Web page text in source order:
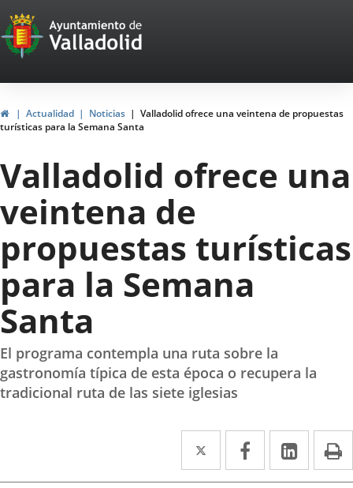
Portal
Web
del
Ayuntamiento
de
Valladolid
HomeActualidad Noticias
Valladolid ofrece una veintena de propuestas
turísticas para la Semana Santa
Valladolid ofrece una
veintena de
propuestas turísticas
para la Semana
Santa
El programa contempla una ruta sobre la
gastronomía típica de esta época o recupera la
tradicional ruta de las siete iglesias
Twitter
Enlace
a
Facebook
Enlace
a
Enlace
a